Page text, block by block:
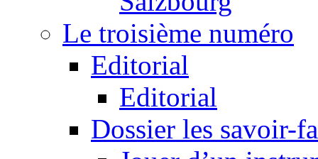
Le troisième numéro
Editorial
Editorial
Dossier les savoir-